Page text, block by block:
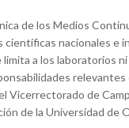
de los Medios
científicas nacionales e
a los laboratorios ni
Vicerrectorado de
de la Universidad de